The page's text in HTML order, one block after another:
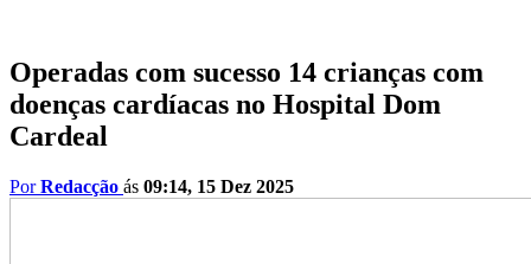
Operadas com sucesso 14 crianças com
doenças cardíacas no Hospital Dom
Cardeal
PorRedacção ás 09:14, 15 Dez 2025